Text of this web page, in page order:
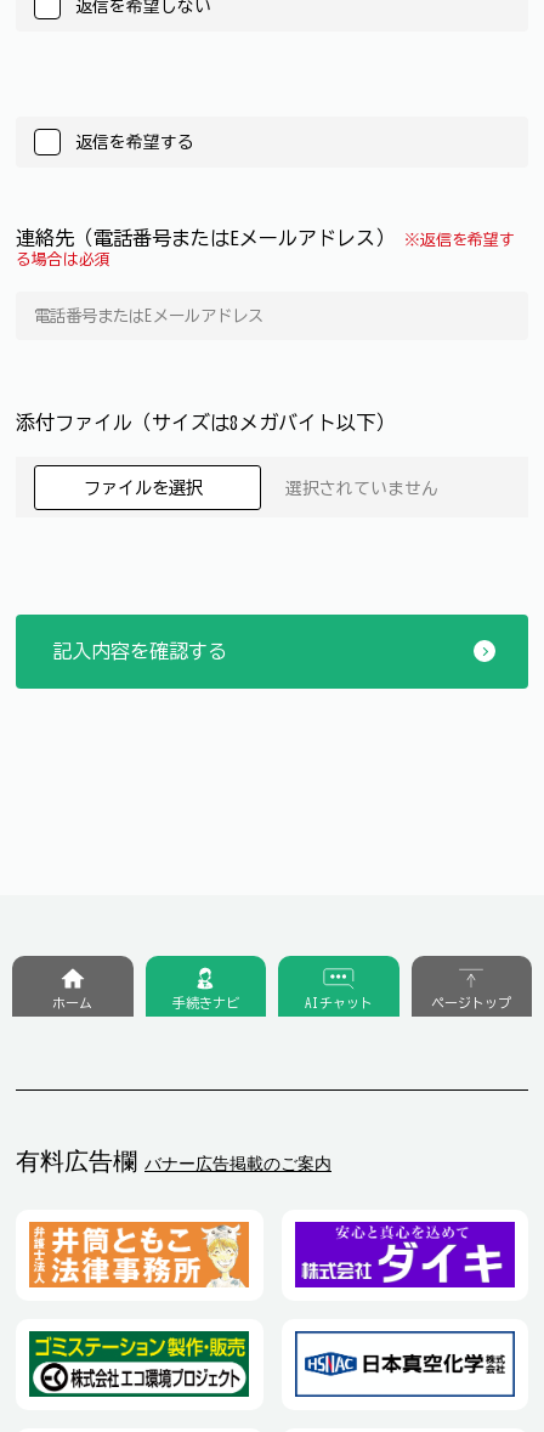
返信を希望しない
返信を希望する
連絡先（電話番号またはEメールアドレス）
※返信を希望す
る場合は必須
添付ファイル（サイズは8メガバイト以下）
ファイルを選択 選択されていません
有料広告欄 バナー広告掲載のご案内
ホーム 手続きナビ AIチャット ページトップ